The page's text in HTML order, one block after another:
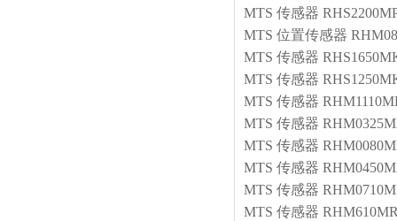
MTS 传感器
MTS 位置传感器
MTS 传感器
MTS 传感器
MTS 传感器
MTS 传感器
MTS 传感器
MTS 传感器
MTS 传感器
MTS 传感器